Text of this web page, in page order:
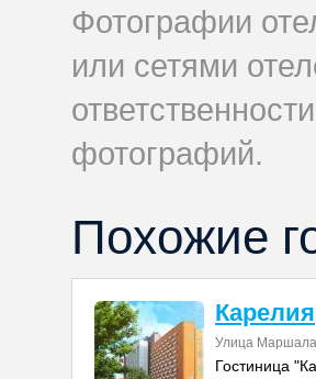
Фотографии
или сетями
фотографий.
Похожие
Карелия
Улица Маршала
Гостиница